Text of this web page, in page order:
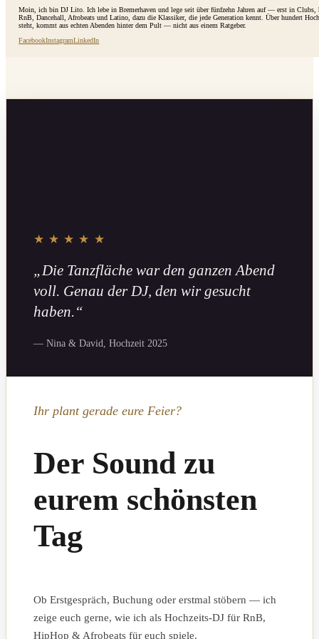
Moin, ich bin DJ Lito. Ich lebe in Bremerhaven und lege seit über fünfzehn Jahren auf — erst in
RnB, Dancehall, Afrobeats und Latino, dazu die Klassiker, die jede Generation kennt. Über hundert
steht, kommt aus echten Abenden hinter dem Pult — nicht aus einem Ratgeber.
FacebookInstagramLinkedIn
★★★★★
„Die Tanzfläche war den ganzen Abend
voll. Genau der DJ, den wir gesucht
haben.“
— Nina & David, Hochzeit 2025
Ihr plant gerade eure Feier?
Der Sound zu
eurem schönsten
Tag
Ob Erstgespräch, Buchung oder erstmal stöbern — ich
zeige euch gerne, wie ich als Hochzeits-DJ für RnB,
HipHop & Afrobeats für euch spiele.